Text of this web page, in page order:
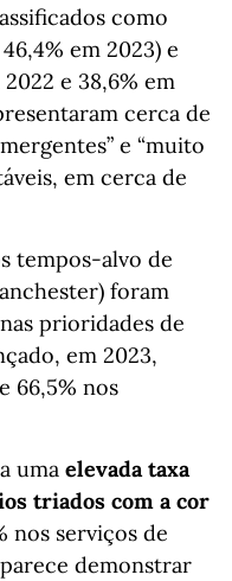
como
em 2023) e
e 38,6% em
cerca de
e “muito
em cerca de
tempos-alvo de
foram
prioridades de
em 2023,
66,5% nos
uma elevada taxa
triados com a cor
nos serviços de
demonstrar